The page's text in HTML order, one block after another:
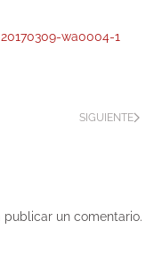
SIGUIENTE
publicar un comentario.